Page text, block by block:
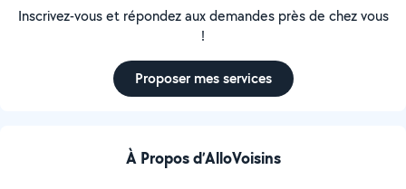
Inscrivez-vous et répondez aux demandes près de chez vous
!
Proposer mes services
À Propos d’AlloVoisins